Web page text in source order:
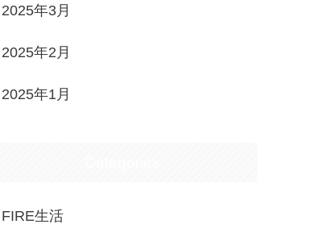
2025年3月
2025年2月
2025年1月
FIRE生活